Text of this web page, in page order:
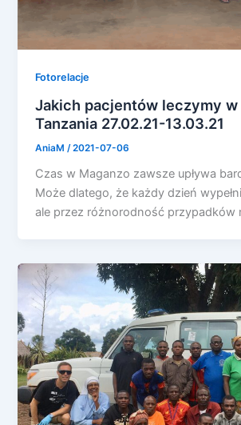
Fotorelacje
Jakich pacjentów leczymy w
Tanzania 27.02.21-13.03.21
AniaM /2021-07-06
Czas w Maganzo zawsze upływa
Może dlatego, że każdy dzień
ale przez różnorodność przypadków